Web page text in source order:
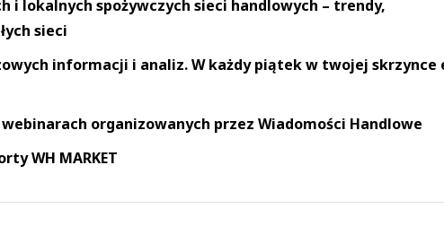
i lokalnych spożywczych sieci handlowych – trendy,
sieci
informacji i analiz. W każdy piątek w twojej skrzynce
organizowanych przez Wiadomości Handlowe
WH MARKET